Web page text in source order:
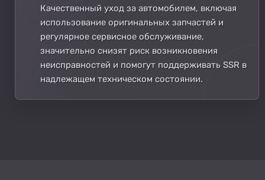
Качественный уход за автомобилем, включая
использование оригинальных запчастей и
регулярное сервисное обслуживание,
значительно снизят риск возникновения
неисправностей и помогут поддерживать SSR в
надлежащем техническом состоянии.